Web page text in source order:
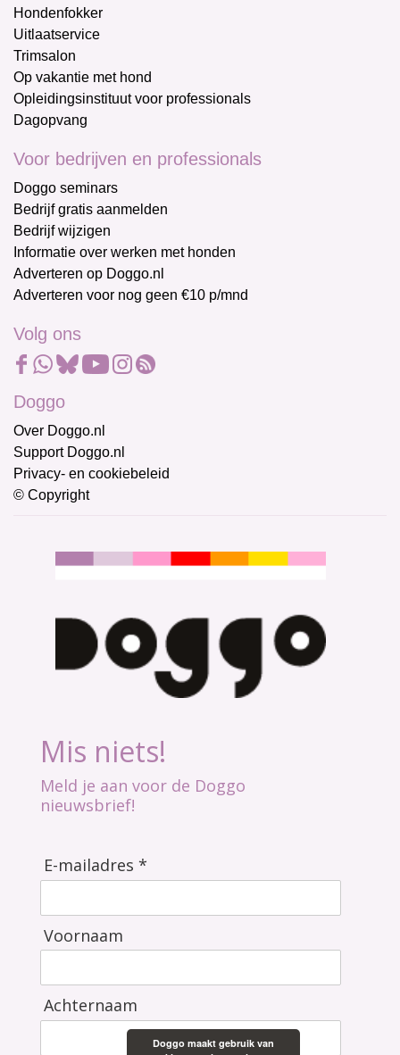
Hondenfokker
Uitlaatservice
Trimsalon
Op vakantie met hond
Opleidingsinstituut voor professionals
Dagopvang
Voor bedrijven en professionals
Doggo seminars
Bedrijf gratis aanmelden
Bedrijf wijzigen
Informatie over werken met honden
Adverteren op Doggo.nl
Adverteren voor nog geen €10 p/mnd
Volg ons
Doggo
Over Doggo.nl
Support Doggo.nl
Privacy- en cookiebeleid
© Copyright
Mis niets!
Meld je aan voor de Doggo
nieuwsbrief!
E-mailadres *
Voornaam
Achternaam
Doggo maakt gebruik van